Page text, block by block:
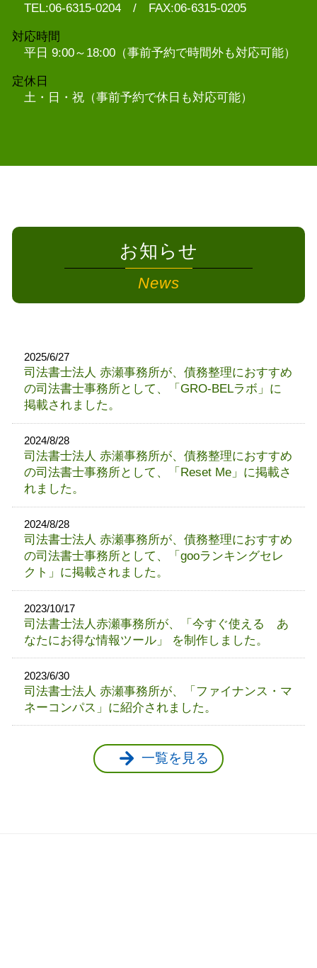
TEL:06-6315-0204 / FAX:06-6315-0205
対応時間
平日 9:00～18:00（事前予約で時間外も対応可能）
定休日
土・日・祝（事前予約で休日も対応可能）
お知らせ
News
2025/6/27
司法書士法人 赤瀬事務所が、債務整理におすすめ
の司法書士事務所として、「GRO-BELラボ」に
掲載されました。
2024/8/28
司法書士法人 赤瀬事務所が、債務整理におすすめ
の司法書士事務所として、「Reset Me」に掲載さ
れました。
2024/8/28
司法書士法人 赤瀬事務所が、債務整理におすすめ
の司法書士事務所として、「gooランキングセレ
クト」に掲載されました。
2023/10/17
司法書士法人赤瀬事務所が、「今すぐ使える あ
なたにお得な情報ツール」 を制作しました。
2023/6/30
司法書士法人 赤瀬事務所が、「ファイナンス・マ
ネーコンパス」に紹介されました。
一覧を見る